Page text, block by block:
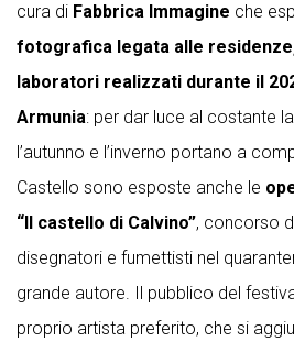
cura di Fabbrica Immagine che
fotografica legata alle
laboratori realizzati durante il
Armunia: per dar luce al costante
l’autunno e l’inverno portano a
Castello sono esposte anche le
“Il castello di Calvino”, concorso
disegnatori e fumettisti nel
grande autore. Il pubblico del
proprio artista preferito, che si